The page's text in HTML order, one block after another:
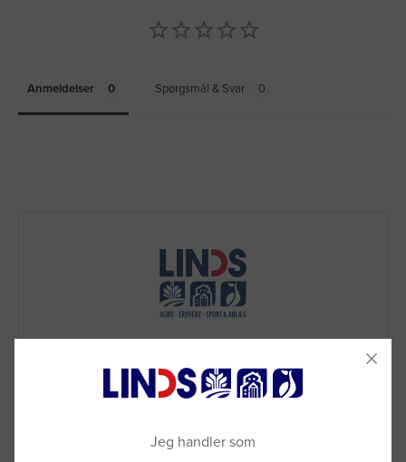
Anmeldelser Spørgsmål & Svar
Jeg handler som